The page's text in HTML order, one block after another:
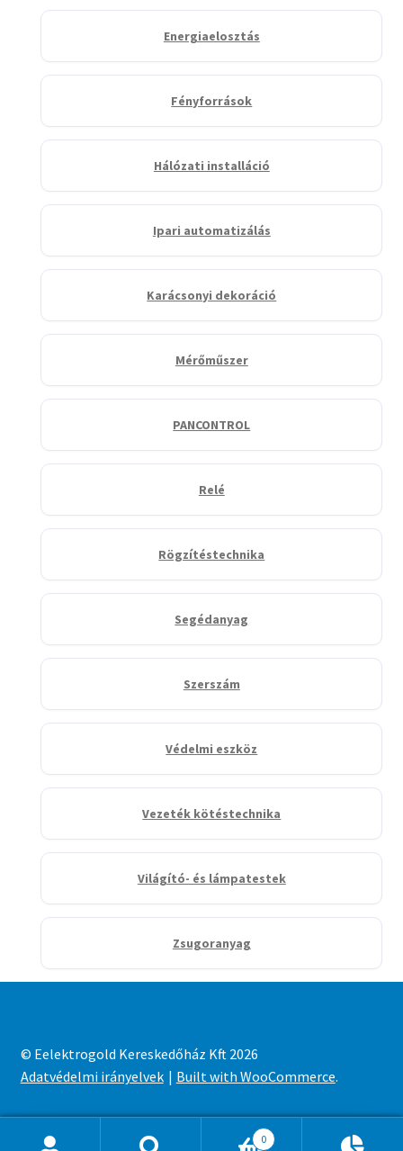
Energiaelosztás
Fényforrások
Hálózati installáció
Ipari automatizálás
Karácsonyi dekoráció
Mérőműszer
PANCONTROL
Relé
Rögzítéstechnika
Segédanyag
Szerszám
Védelmi eszköz
Vezeték kötéstechnika
Világító- és lámpatestek
Zsugoranyag
© Eelektrogold Kereskedőház Kft 2026
Adatvédelmi irányelvek
Built with WooCommerce.
0
Ajánlatkosár 0